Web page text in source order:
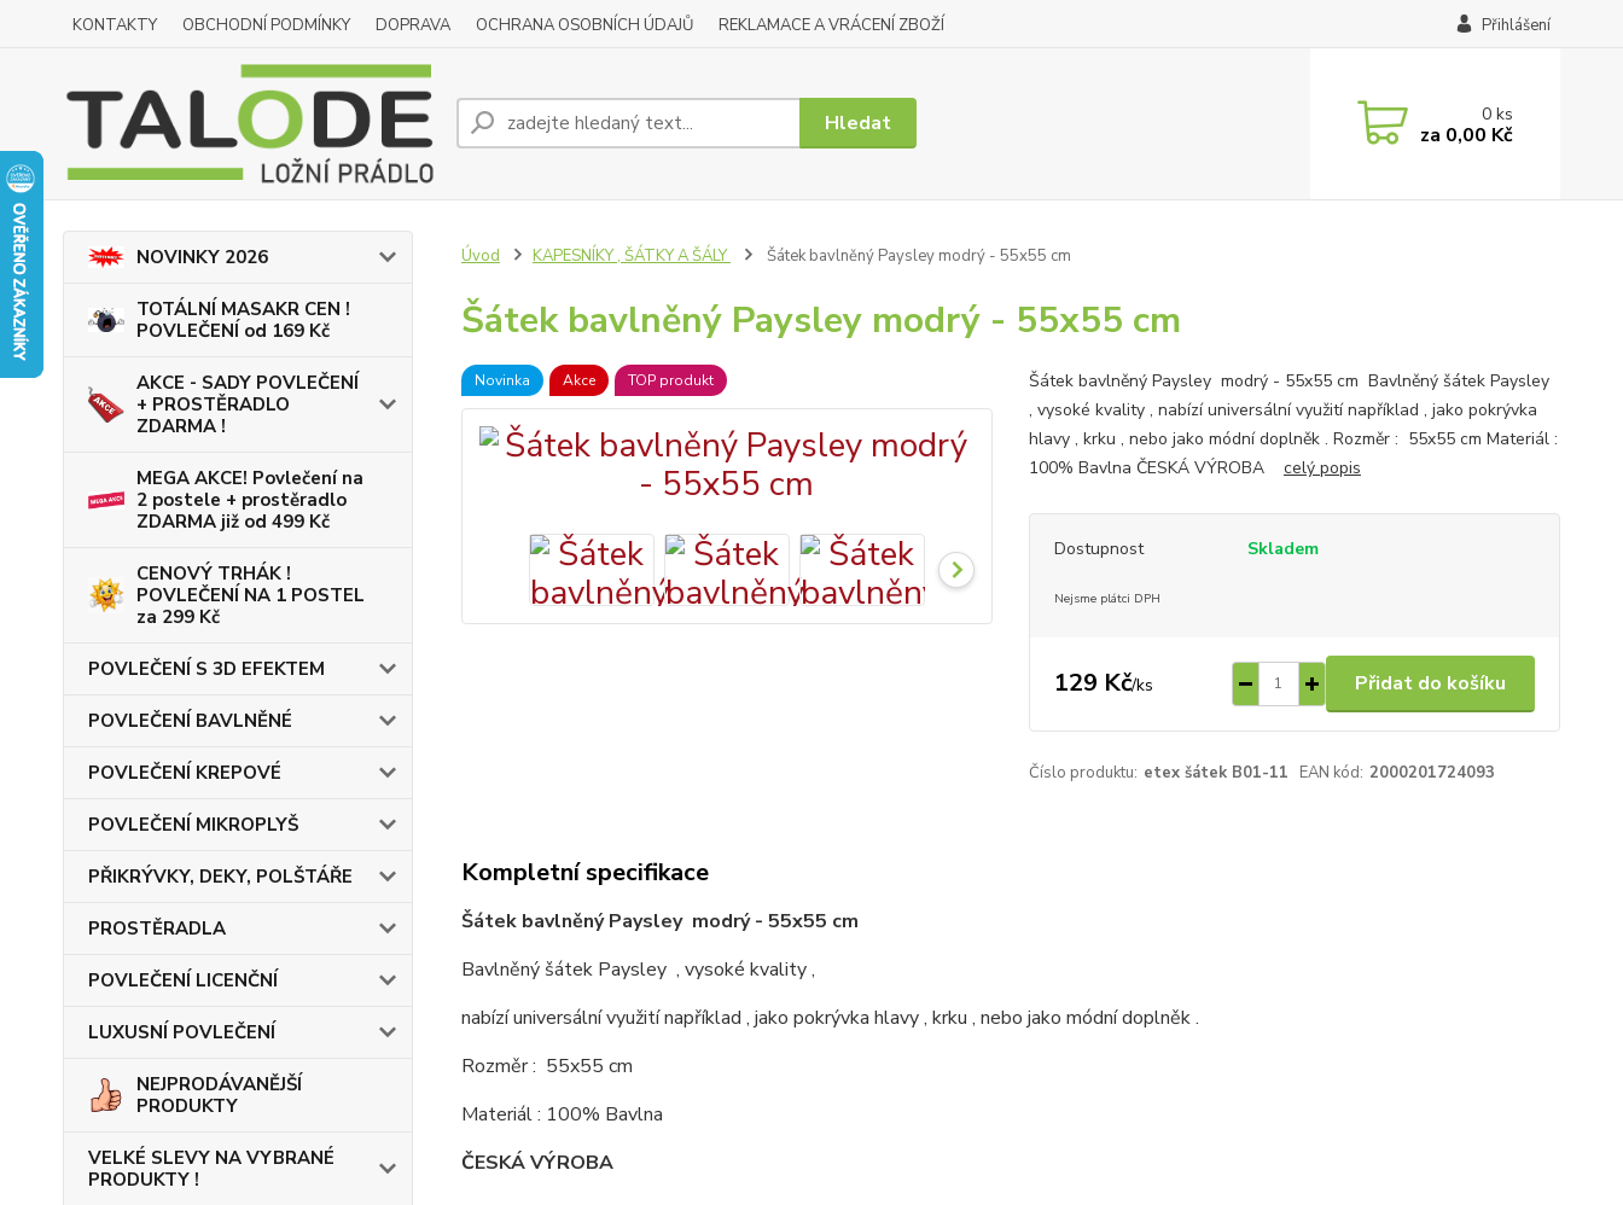
KONTAKTY OBCHODNÍ PODMÍNKY DOPRAVA OCHRANA OSOBNÍCH ÚDAJŮ REKLAMACE A VRÁCENÍ ZBOŽÍ Přihlášení
Hledat 0ks
za 0,00 Kč
NOVINKY 2026
TOTÁLNÍ MASAKR CEN !
POVLEČENÍ od 169 Kč
AKCE - SADY POVLEČENÍ
+ PROSTĚRADLO
ZDARMA !
MEGA AKCE! Povlečení na
2 postele + prostěradlo
ZDARMA již od 499 Kč
CENOVÝ TRHÁK !
POVLEČENÍ NA 1 POSTEL
za 299 Kč
POVLEČENÍ S 3D EFEKTEM
POVLEČENÍ BAVLNĚNÉ
POVLEČENÍ KREPOVÉ
POVLEČENÍ MIKROPLYŠ
PŘIKRÝVKY, DEKY, POLŠTÁŘE
PROSTĚRADLA
POVLEČENÍ LICENČNÍ
LUXUSNÍ POVLEČENÍ
NEJPRODÁVANĚJŠÍ
PRODUKTY
VELKÉ SLEVY NA VYBRANÉ
PRODUKTY !
Úvod KAPESNÍKY , ŠÁTKY A ŠÁLY Šátek bavlněný Paysley modrý - 55x55 cm
Šátek bavlněný Paysley modrý - 55x55 cm
Novinka Akce TOP produkt
Šátek bavlněný Paysley modrý - 55x55 cm Bavlněný šátek Paysley
, vysoké kvality , nabízí universální využití například , jako pokrývka
hlavy , krku , nebo jako módní doplněk . Rozměr : 55x55 cm Materiál :
100% Bavlna ČESKÁ VÝROBA celý popis
Dostupnost Skladem
Nejsme plátci DPH
129 Kč/ks Přidat do košíku
Číslo produktu: etex šátek B01-11 EAN kód: 2000201724093
Kompletní specifikace
Šátek bavlněný Paysley modrý - 55x55 cm
Bavlněný šátek Paysley , vysoké kvality ,
nabízí universální využití například , jako pokrývka hlavy , krku , nebo jako módní doplněk .
Rozměr : 55x55 cm
Materiál : 100% Bavlna
ČESKÁ VÝROBA